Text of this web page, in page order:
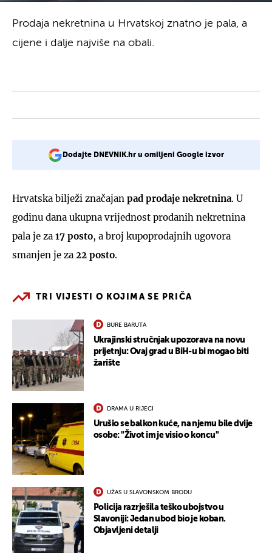
Prodaja nekretnina u Hrvatskoj znatno je pala, a
cijene i dalje najviše na obali.
Dodajte DNEVNIK.hr u omiljeni Google izvor
Hrvatska bilježi značajan pad prodaje nekretnina. U
godinu dana ukupna vrijednost prodanih nekretnina
pala je za 17 posto, a broj kupoprodajnih ugovora
smanjen je za 22 posto.
TRI VIJESTI O KOJIMA SE PRIČA
BURE BARUTA
Ukrajinski stručnjak upozorava na novu
prijetnju: Ovaj grad u BiH-u bi mogao biti
žarište
DRAMA U RIJECI
Urušio se balkon kuće, na njemu bile dvije
osobe: "Život im je visio o koncu"
UŽAS U SLAVONSKOM BRODU
Policija razrješila teško ubojstvo u
Slavoniji: Jedan ubod bio je koban.
Objavljeni detalji